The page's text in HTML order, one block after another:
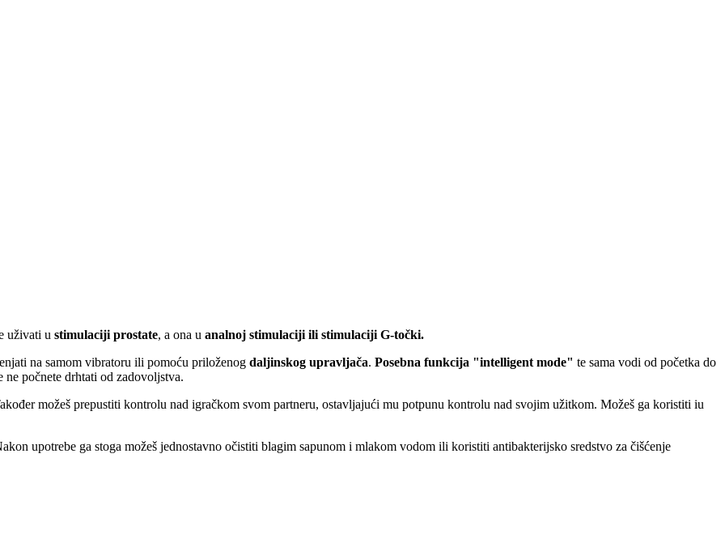
uživati ​​u stimulaciji prostate, a ona u analnoj stimulaciji ili stimulaciji G-točki.
na samom vibratoru ili pomoću priloženog daljinskog upravljača. Posebna funkcija "intelligent mode" te sama vodi od početka do
počnete drhtati od zadovoljstva.
možeš prepustiti kontrolu nad igračkom svom partneru, ostavljajući mu potpunu kontrolu nad svojim užitkom. Možeš ga koristiti iu
upotrebe ga stoga možeš jednostavno očistiti blagim sapunom i mlakom vodom ili koristiti antibakterijsko sredstvo za čišćenje